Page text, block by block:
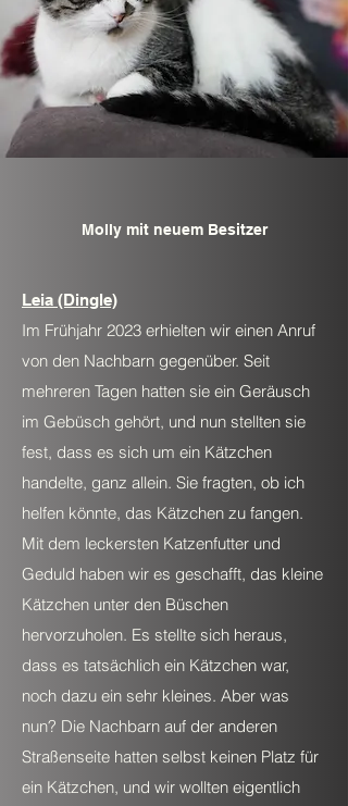
Molly mit neuem Besitzer
Leia (Dingle)
Im Frühjahr 2023 erhielten wir einen Anruf
von den Nachbarn gegenüber. Seit
mehreren Tagen hatten sie ein Geräusch
im Gebüsch gehört, und nun stellten sie
fest, dass es sich um ein Kätzchen
handelte, ganz allein. Sie fragten, ob ich
helfen könnte, das Kätzchen zu fangen.
Mit dem leckersten Katzenfutter und
Geduld haben wir es geschafft, das kleine
Kätzchen unter den Büschen
hervorzuholen. Es stellte sich heraus,
dass es tatsächlich ein Kätzchen war,
noch dazu ein sehr kleines. Aber was
nun? Die Nachbarn auf der anderen
Straßenseite hatten selbst keinen Platz für
ein Kätzchen, und wir wollten eigentlich